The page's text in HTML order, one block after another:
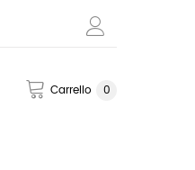
Carrello 0